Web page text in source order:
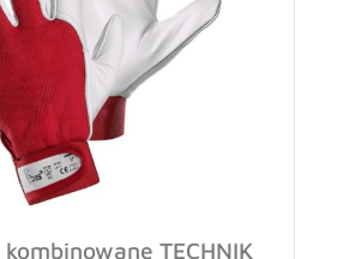
TECHNIK